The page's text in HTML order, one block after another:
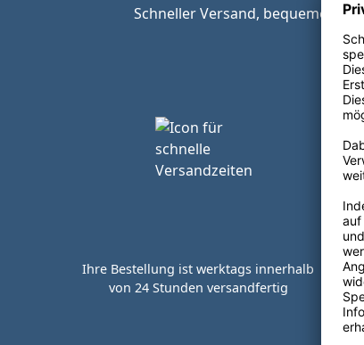
Schneller Versand, bequeme
Ihre Bestellung ist werktags innerhalb
von 24 Stunden versandfertig